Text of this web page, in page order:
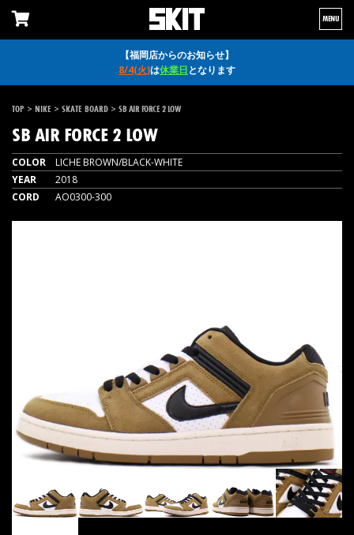
【福岡店からのお知らせ】
8/4(火)は休業日となります
MENU
TOP > NIKE > SKATE BOARD > SB AIR FORCE 2 LOW
SB AIR FORCE 2 LOW
COLOR
LICHE BROWN/BLACK-WHITE
YEAR
2018
CORD
AO0300-300